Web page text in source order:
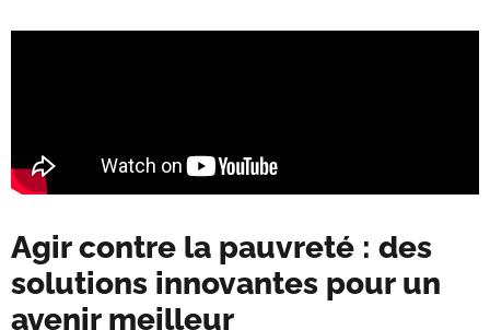
Agir contre la pauvreté : des
solutions innovantes pour un
avenir meilleur